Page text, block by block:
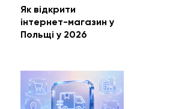
Як відкрити
інтернет-магазин у
Польщі у 2026